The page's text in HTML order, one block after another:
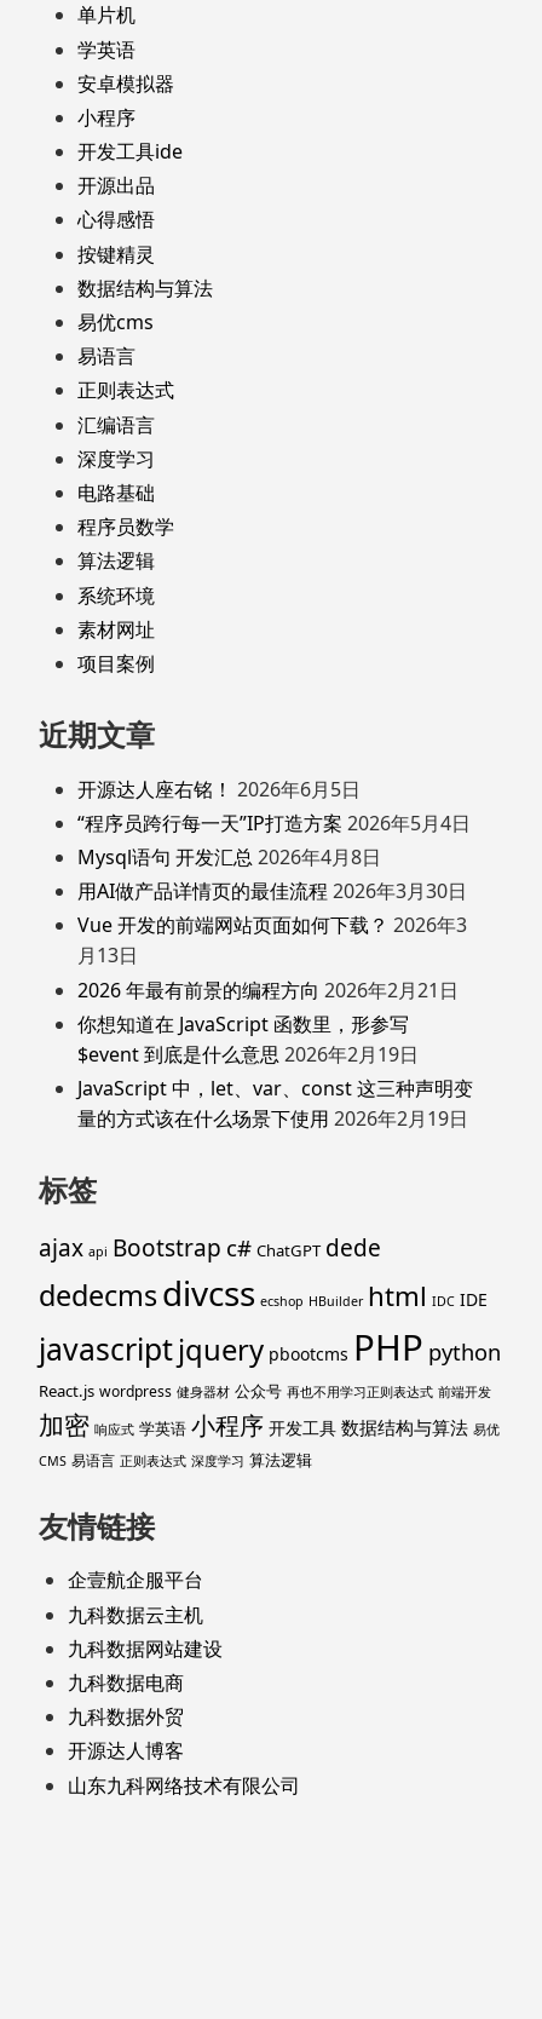
单片机
学英语
安卓模拟器
小程序
开发工具ide
开源出品
心得感悟
按键精灵
数据结构与算法
易优cms
易语言
正则表达式
汇编语言
深度学习
电路基础
程序员数学
算法逻辑
系统环境
素材网址
项目案例
近期文章
开源达人座右铭！ 2026年6月5日
“程序员跨行每一天”IP打造方案 2026年5月4日
Mysql语句 开发汇总 2026年4月8日
用AI做产品详情页的最佳流程 2026年3月30日
Vue 开发的前端网站页面如何下载？ 2026年3
月13日
2026 年最有前景的编程方向 2026年2月21日
你想知道在 JavaScript 函数里，形参写
$event 到底是什么意思 2026年2月19日
JavaScript 中，let、var、const 这三种声明变
量的方式该在什么场景下使用 2026年2月19日
标签
ajax api Bootstrap c# ChatGPT dede
dedecmsdivcss ecshop HBuilder html IDC IDE
javascriptjquery pbootcms PHP python
React.js wordpress 健身器材 公众号 再也不用学习正则表达式 前端开发
加密 响应式 学英语 小程序 开发工具 数据结构与算法 易优
CMS 易语言 正则表达式 深度学习 算法逻辑
友情链接
企壹航企服平台
九科数据云主机
九科数据网站建设
九科数据电商
九科数据外贸
开源达人博客
山东九科网络技术有限公司